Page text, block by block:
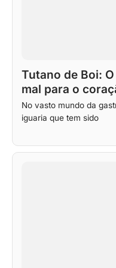
Tutano de Boi:
mal para o
No vasto mundo da
iguaria que tem sido